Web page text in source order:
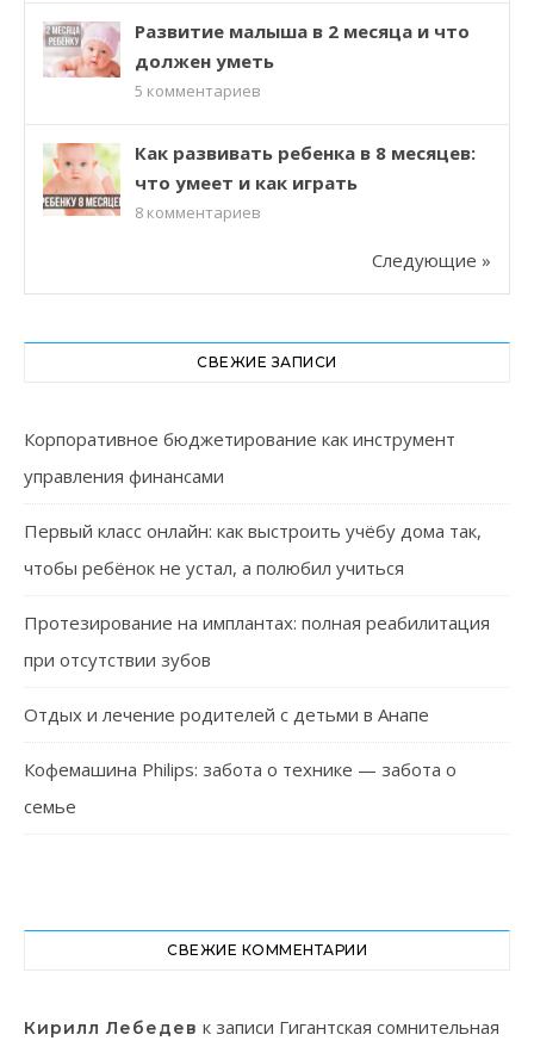
Развитие малыша в 2 месяца и что
должен уметь
5 комментариев
Как развивать ребенка в 8 месяцев:
что умеет и как играть
8 комментариев
Следующие »
СВЕЖИЕ ЗАПИСИ
Корпоративное бюджетирование как инструмент
управления финансами
Первый класс онлайн: как выстроить учёбу дома так,
чтобы ребёнок не устал, а полюбил учиться
Протезирование на имплантах: полная реабилитация
при отсутствии зубов
Отдых и лечение родителей с детьми в Анапе
Кофемашина Philips: забота о технике — забота о
семье
СВЕЖИЕ КОММЕНТАРИИ
Кирилл Лебедев к записи Гигантская сомнительная